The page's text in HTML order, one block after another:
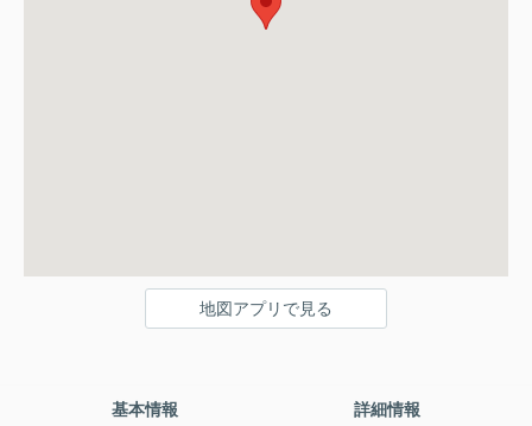
地図アプリで見る
基本情報 詳細情報